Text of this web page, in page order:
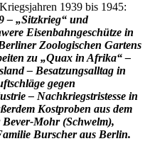
1939 bis 1945:
– „Sitzkrieg“ und
Eisenbahngeschütze in
Zoologischen Gartens
zu „Quax in Afrika“ –
– Besatzungsalltag in
gegen
– Nachkriegstristesse in
Kostproben aus dem
Mohr (Schwelm),
Burscher aus Berlin.